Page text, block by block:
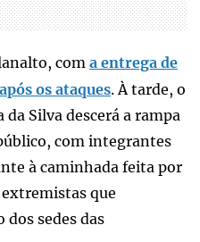
com a entrega de
os ataques. À tarde, o
Silva descerá a rampa
com integrantes
à caminhada feita por
que
sedes das